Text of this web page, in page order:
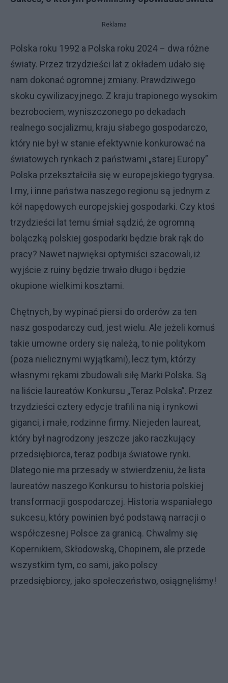
Reklama
Polska roku 1992 a Polska roku 2024 – dwa różne
światy. Przez trzydzieści lat z okładem udało się
nam dokonać ogromnej zmiany. Prawdziwego
skoku cywilizacyjnego. Z kraju trapionego wysokim
bezrobociem, wyniszczonego po dekadach
realnego socjalizmu, kraju słabego gospodarczo,
który nie był w stanie efektywnie konkurować na
światowych rynkach z państwami „starej Europy”
Polska przekształciła się w europejskiego tygrysa.
I my, i inne państwa naszego regionu są jednym z
kół napędowych europejskiej gospodarki. Czy ktoś
trzydzieści lat temu śmiał sądzić, że ogromną
bolączką polskiej gospodarki będzie brak rąk do
pracy? Nawet najwięksi optymiści szacowali, iż
wyjście z ruiny będzie trwało długo i będzie
okupione wielkimi kosztami.
Chętnych, by wypinać piersi do orderów za ten
nasz gospodarczy cud, jest wielu. Ale jeżeli komuś
takie umowne ordery się należą, to nie politykom
(poza nielicznymi wyjątkami), lecz tym, którzy
własnymi rękami zbudowali siłę Marki Polska. Są
na liście laureatów Konkursu „Teraz Polska”. Przez
trzydzieści cztery edycje trafili na nią i rynkowi
giganci, i małe, rodzinne firmy. Niejeden laureat,
który był nagrodzony jeszcze jako raczkujący
przedsiębiorca, teraz podbija światowe rynki.
Dlatego nie ma przesady w stwierdzeniu, że lista
laureatów naszego Konkursu to historia polskiej
transformacji gospodarczej. Historia wspaniałego
sukcesu, który powinien być podstawą narracji o
współczesnej Polsce za granicą. Chwalmy się
Kopernikiem, Skłodowską, Chopinem, ale przede
wszystkim tym, co sami, jako polscy
przedsiębiorcy, jako społeczeństwo, osiągnęliśmy!